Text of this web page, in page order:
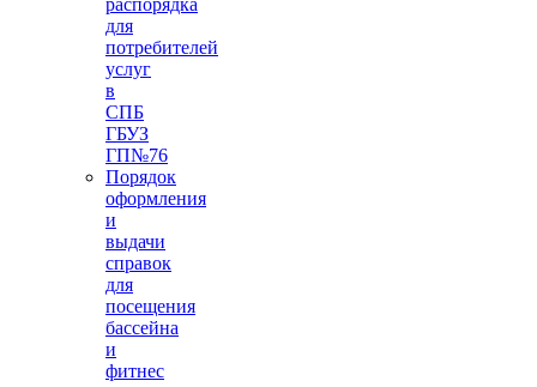
распорядка
для
потребителей
услуг
в
СПБ
ГБУЗ
ГП№76
Порядок
оформления
и
выдачи
справок
для
посещения
бассейна
и
фитнес